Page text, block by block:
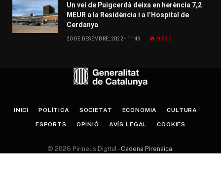
Un veí de Puigcerdà deixa en herència 7,2
MEUR a la Residència i a l’Hospital de
Cerdanya
20 DE DESEMBRE, 2022 - 11:49 9.530
INICI POLÍTICA SOCIETAT ECONOMIA CULTURA
ESPORTS OPINIÓ AVÍS LEGAL COOKIES
© 2026 Pirineus Digital -Cadena Pirenaica